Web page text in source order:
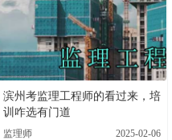
滨州考监理工程师的看过来，培
训咋选有门道
监理师 2025-02-06